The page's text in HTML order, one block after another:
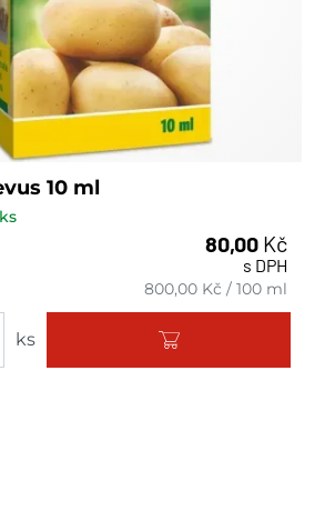
10 ml
80,00 Kč
s DPH
800,00 Kč /100 ml
ks